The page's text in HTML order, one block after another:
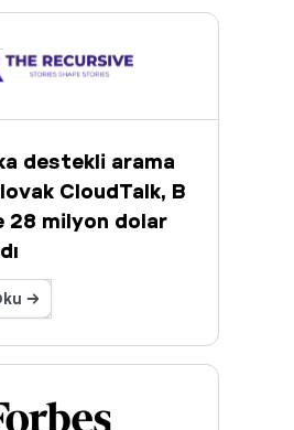
destekli arama
CloudTalk, B
28 milyon dolar
→